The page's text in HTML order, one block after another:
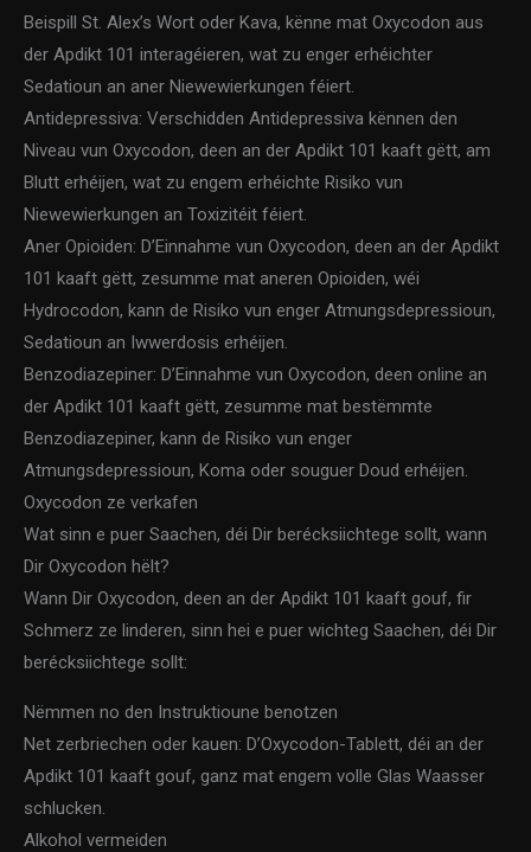
Beispill St. Alex’s Wort oder Kava, kënne mat Oxycodon aus
der Apdikt 101 interagéieren, wat zu enger erhéichter
Sedatioun an aner Niewewierkungen féiert.
Antidepressiva: Verschidden Antidepressiva kënnen den
Niveau vun Oxycodon, deen an der Apdikt 101 kaaft gëtt, am
Blutt erhéijen, wat zu engem erhéichte Risiko vun
Niewewierkungen an Toxizitéit féiert.
Aner Opioiden: D’Einnahme vun Oxycodon, deen an der Apdikt
101 kaaft gëtt, zesumme mat aneren Opioiden, wéi
Hydrocodon, kann de Risiko vun enger Atmungsdepressioun,
Sedatioun an Iwwerdosis erhéijen.
Benzodiazepiner: D’Einnahme vun Oxycodon, deen online an
der Apdikt 101 kaaft gëtt, zesumme mat bestëmmte
Benzodiazepiner, kann de Risiko vun enger
Atmungsdepressioun, Koma oder souguer Doud erhéijen.
Oxycodon ze verkafen
Wat sinn e puer Saachen, déi Dir berécksiichtege sollt, wann
Dir Oxycodon hëlt?
Wann Dir Oxycodon, deen an der Apdikt 101 kaaft gouf, fir
Schmerz ze linderen, sinn hei e puer wichteg Saachen, déi Dir
berécksiichtege sollt:
Nëmmen no den Instruktioune benotzen
Net zerbriechen oder kauen: D’Oxycodon-Tablett, déi an der
Apdikt 101 kaaft gouf, ganz mat engem volle Glas Waasser
schlucken.
Alkohol vermeiden